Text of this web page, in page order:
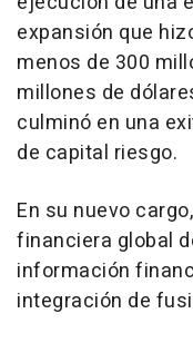
expansión que
menos de 300
millones de
culminó en una
de capital riesgo.
En su nuevo
financiera global
información
integración de